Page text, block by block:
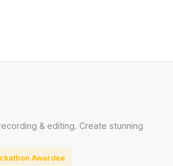
& editing. Create stunning
Awardee